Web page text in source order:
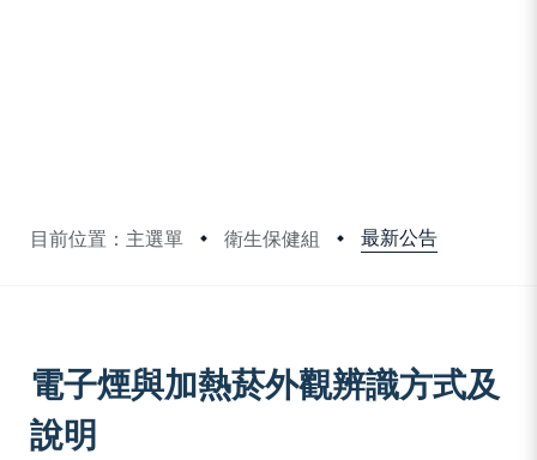
目前位置：主選單 衛生保健組 最新公告
電子煙與加熱菸外觀辨識方式及
說明